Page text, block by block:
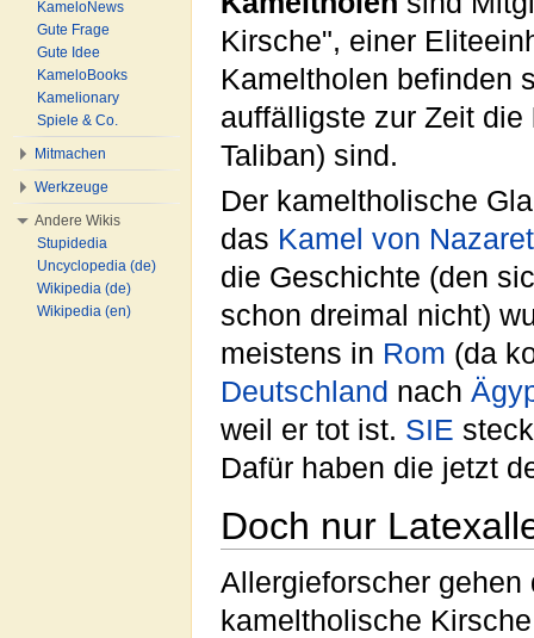
Kirsche", einer
Kameltholen befinden
auffälligste zur Zeit die
Taliban) sind.
Der kameltholische
das Kamel von
die Geschichte (den
schon dreimal nicht)
meistens in Rom (da
Deutschland nach
weil er tot ist. SIE
Dafür haben die jetzt
Doch nur
Allergieforscher
kameltholische
KameloNews
Gute Frage
Gute Idee
KameloBooks
Kamelionary
Spiele & Co.
Mitmachen
Werkzeuge
Andere Wikis
Stupidedia
Uncyclopedia (de)
Wikipedia (de)
Wikipedia (en)